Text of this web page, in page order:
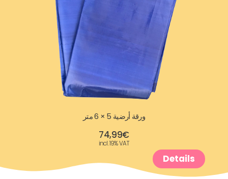
ورقة أرضية 5 × 6 متر
74,99€
incl. 19% VAT
Details